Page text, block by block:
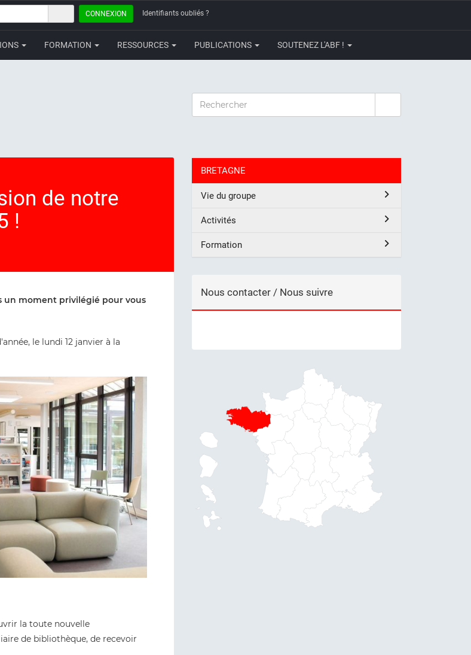
CONNEXION Identifiants oubliés ?
FORMATION RESSOURCES PUBLICATIONS SOUTENEZ L'ABF !
RECHERCHER
de notre
!
un moment privilégié pour vous
le lundi 12 janvier à la
la toute nouvelle
de bibliothèque, de recevoir
BRETAGNE
Vie du groupe
Activités
Formation
Nous contacter / Nous suivre